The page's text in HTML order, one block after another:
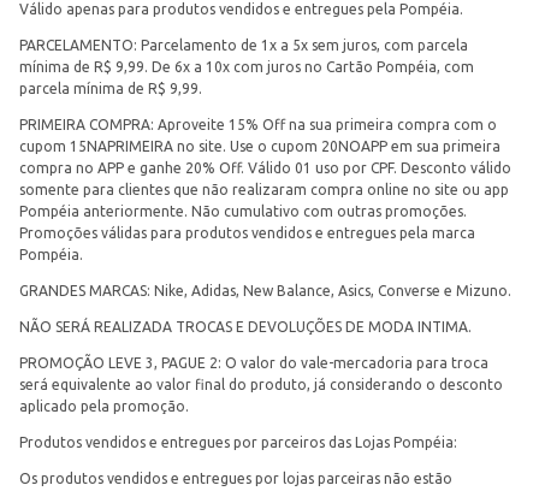
Válido apenas para produtos vendidos e entregues pela Pompéia.
PARCELAMENTO: Parcelamento de 1x a 5x sem juros, com parcela
mínima de R$ 9,99. De 6x a 10x com juros no Cartão Pompéia, com
parcela mínima de R$ 9,99.
PRIMEIRA COMPRA: Aproveite 15% Off na sua primeira compra com o
cupom 15NAPRIMEIRA no site. Use o cupom 20NOAPP em sua primeira
compra no APP e ganhe 20% Off. Válido 01 uso por CPF. Desconto válido
somente para clientes que não realizaram compra online no site ou app
Pompéia anteriormente. Não cumulativo com outras promoções.
Promoções válidas para produtos vendidos e entregues pela marca
Pompéia.
GRANDES MARCAS: Nike, Adidas, New Balance, Asics, Converse e Mizuno.
NÃO SERÁ REALIZADA TROCAS E DEVOLUÇÕES DE MODA INTIMA.
PROMOÇÃO LEVE 3, PAGUE 2: O valor do vale-mercadoria para troca
será equivalente ao valor final do produto, já considerando o desconto
aplicado pela promoção.
Produtos vendidos e entregues por parceiros das Lojas Pompéia:
Os produtos vendidos e entregues por lojas parceiras não estão